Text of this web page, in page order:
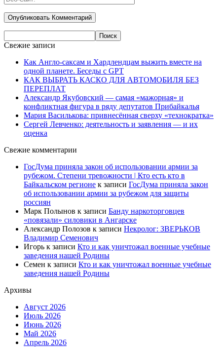
Свежие записи
Как Англо-саксам и Хардлендцам выжить вместе на
одной планете. Беседы с GPT
КАК ВЫБРАТЬ КАСКО ДЛЯ АВТОМОБИЛЯ БЕЗ
ПЕРЕПЛАТ
Александр Якубовский — самая «мажорная» и
конфликтная фигура в ряду депутатов Прибайкалья
Мария Василькова: привнесённая сверху «технократка»
Сергей Левченко: деятельность и заявления — и их
оценка
Свежие комментарии
ГосДума приняла закон об использовании армии за
рубежом. Степени тревожности | Кто есть кто в
Байкальском регионе к записи ГосДума приняла закон
об использовании армии за рубежом для защиты
россиян
Марк Полынов к записи Банду наркоторговцев
«повязали» силовики в Ангарске
Александр Полозов к записи Некролог: ЗВЕРЬКОВ
Владимир Семенович
Игорь к записи Кто и как уничтожал военные учебные
заведения нашей Родины
Семен к записи Кто и как уничтожал военные учебные
заведения нашей Родины
Архивы
Август 2026
Июль 2026
Июнь 2026
Май 2026
Апрель 2026